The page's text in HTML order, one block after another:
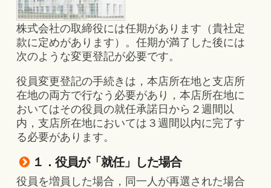
株式会社の取締役には任期があります（貴社定
款に定めがあります）。任期が満了した後には
次のような変更登記が必要です。
役員変更登記の手続きは，本店所在地と支店所
在地の両方で行なう必要があり，本店所在地に
おいてはその役員の就任承諾日から２週間以
内，支店所在地においては３週間以内に完了す
る必要があります。
１．役員が「就任」した場合
役員を増員した場合，同一人が再選された場合